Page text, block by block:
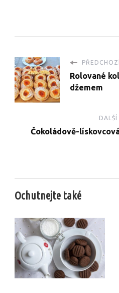
Rolované
džemem
DALŠÍ
Čokoládově-
Ochutnejte také